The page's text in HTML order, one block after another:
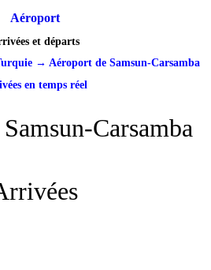
Aéroport
et départs
→ Aéroport de Samsun-Carsamba
en temps réel
Carsamba